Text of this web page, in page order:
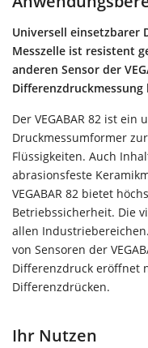
Universell einsetzbarer
Messzelle ist resistent
anderen Sensor der
Der VEGABAR 82 ist
Druckmessumformer
Flüssigkeiten. Auch
abrasionsfeste
VEGABAR 82 bietet
Betriebssicherheit. Die
allen
von Sensoren der
Differenzdruck eröffnet
Differenzdrücken.
Ihr Nutzen